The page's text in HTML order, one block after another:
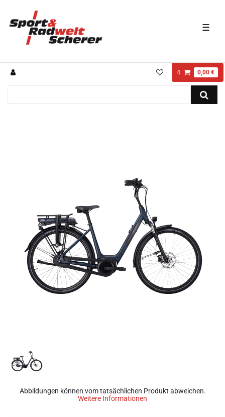
☰
0 0,00 €
Abbildungen können vom tatsächlichen Produkt abweichen.
Weitere Informationen